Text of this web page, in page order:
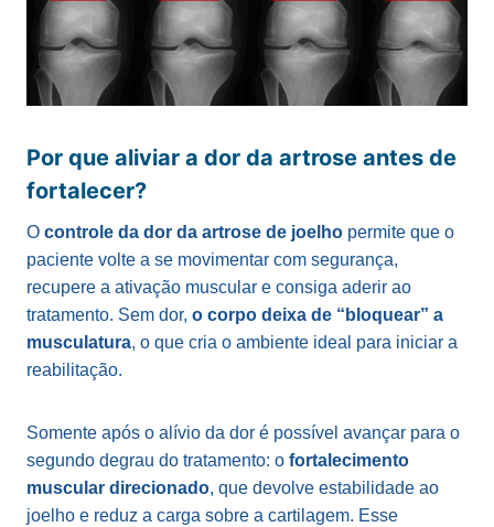
Por que aliviar a dor da artrose antes de
fortalecer?
O controle da dor da artrose de joelho permite que o
paciente volte a se movimentar com segurança,
recupere a ativação muscular e consiga aderir ao
tratamento. Sem dor, o corpo deixa de “bloquear” a
musculatura, o que cria o ambiente ideal para iniciar a
reabilitação.
Somente após o alívio da dor é possível avançar para o
segundo degrau do tratamento: o fortalecimento
muscular direcionado, que devolve estabilidade ao
joelho e reduz a carga sobre a cartilagem. Esse